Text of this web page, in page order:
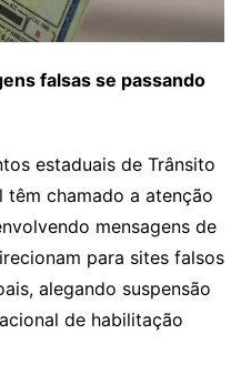
falsas se passando
estaduais de Trânsito
chamado a atenção
mensagens de
para sites falsos
alegando suspensão
de habilitação